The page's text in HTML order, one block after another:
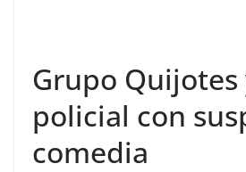
Grupo Quijotes
policial con
comedia